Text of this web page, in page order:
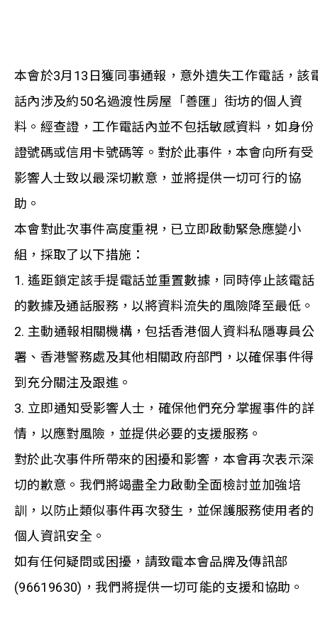
本會於3月13日獲同事通報，意外遺失工作電話，該
話內涉及約50名過渡性房屋「善匯」街坊的個人資
料。經查證，工作電話內並不包括敏感資料，如身份
證號碼或信用卡號碼等。對於此事件，本會向所有受
影響人士致以最深切歉意，並將提供一切可行的協
助。
本會對此次事件高度重視，已立即啟動緊急應變小
組，採取了以下措施：
1. 遙距鎖定該手提電話並重置數據，同時停止該電話
的數據及通話服務，以將資料流失的風險降至最低。
2. 主動通報相關機構，包括香港個人資料私隱專員公
署、香港警務處及其他相關政府部門，以確保事件得
到充分關注及跟進。
3. 立即通知受影響人士，確保他們充分掌握事件的詳
情，以應對風險，並提供必要的支援服務。
對於此次事件所帶來的困擾和影響，本會再次表示深
切的歉意。我們將竭盡全力啟動全面檢討並加強培
訓，以防止類似事件再次發生，並保護服務使用者的
個人資訊安全。
如有任何疑問或困擾，請致電本會品牌及傳訊部
(96619630)，我們將提供一切可能的支援和協助。